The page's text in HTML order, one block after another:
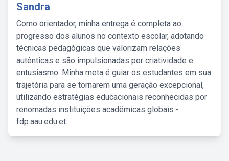
Sandra
Como orientador, minha entrega é completa ao
progresso dos alunos no contexto escolar, adotando
técnicas pedagógicas que valorizam relações
autênticas e são impulsionadas por criatividade e
entusiasmo. Minha meta é guiar os estudantes em sua
trajetória para se tornarem uma geração excepcional,
utilizando estratégias educacionais reconhecidas por
renomadas instituições acadêmicas globais -
fdp.aau.edu.et.